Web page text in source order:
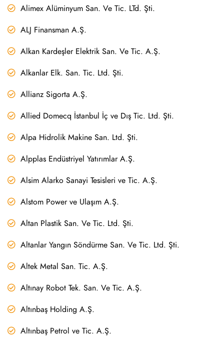
Alimex Alüminyum San. Ve Tic. LTd. Şti.
ALJ Finansman A.Ş.
Alkan Kardeşler Elektrik San. Ve Tic. A.Ş.
Alkanlar Elk. San. Tic. Ltd. Şti.
Allianz Sigorta A.Ş.
Allied Domecq İstanbul İç ve Dış Tic. Ltd. Şti.
Alpa Hidrolik Makine San. Ltd. Şti.
Alpplas Endüstriyel Yatırımlar A.Ş.
Alsim Alarko Sanayi Tesisleri ve Tic. A.Ş.
Alstom Power ve Ulaşım A.Ş.
Altan Plastik San. Ve Tic. Ltd. Şti.
Altanlar Yangın Söndürme San. Ve Tic. Ltd. Şti.
Altek Metal San. Tic. A.Ş.
Altınay Robot Tek. San. Ve Tic. A.Ş.
Altınbaş Holding A.Ş.
Altınbaş Petrol ve Tic. A.Ş.